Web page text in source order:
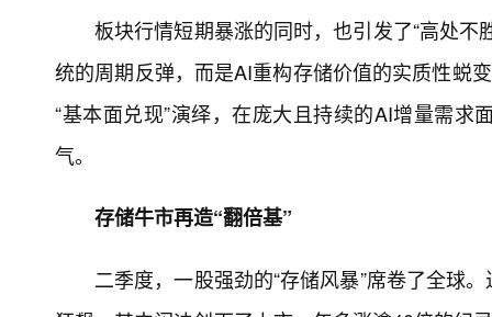
板块行情短期暴涨的同时，也引发了“高处
统的周期反弹，而是AI重构存储价值的实质性蜕
“基本面兑现”演绎，在庞大且持续的AI增量需
气。
存储牛市再造“翻倍基”
二季度，一股强劲的“存储风暴”席卷了全球